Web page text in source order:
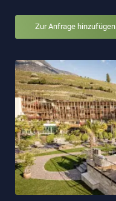
Zur Anfrage hinzufügen